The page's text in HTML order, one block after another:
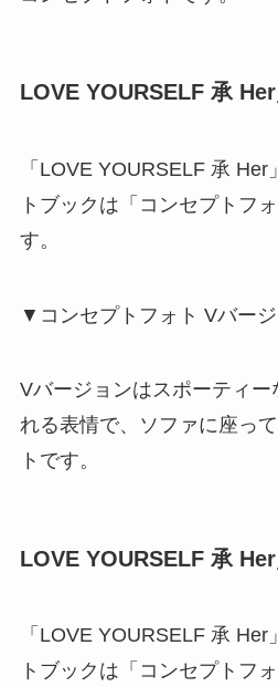
LOVE YOURSELF 承
「LOVE YOURSELF 承
トブックは「コンセプトフ
す。
▼コンセプトフォト Vバー
Vバージョンはスポーティ
れる表情で、ソファに座っ
トです。
LOVE YOURSELF 承
「LOVE YOURSELF 承
トブックは「コンセプトフ